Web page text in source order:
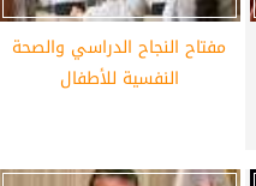
مفتاح النجاح الدراسي والصحة
النفسية للأطفال